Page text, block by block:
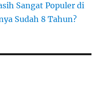
Sangat Populer di
Sudah 8 Tahun?